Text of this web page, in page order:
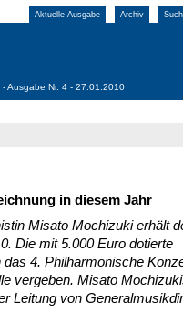
Aktuelle Ausgabe Archiv
Ausgabe Nr. 4 - 27.01.2010
in diesem Jahr
Misato Mochizuki erhält
Die mit 5.000 Euro dotierte
4. Philharmonische
vergeben. Misato
Leitung von